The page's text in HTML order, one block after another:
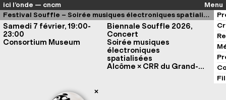
ici l’onde — cncm
Menu
Festival Souffle – Soirée musiques électroniques spatialisées
Samedi 7 février, 19:00-
23:00
Consortium Museum
Biennale Souffle 2026,
Concert
Soirée musiques
électroniques
spatialisées
Alcôme × CRR du Grand-